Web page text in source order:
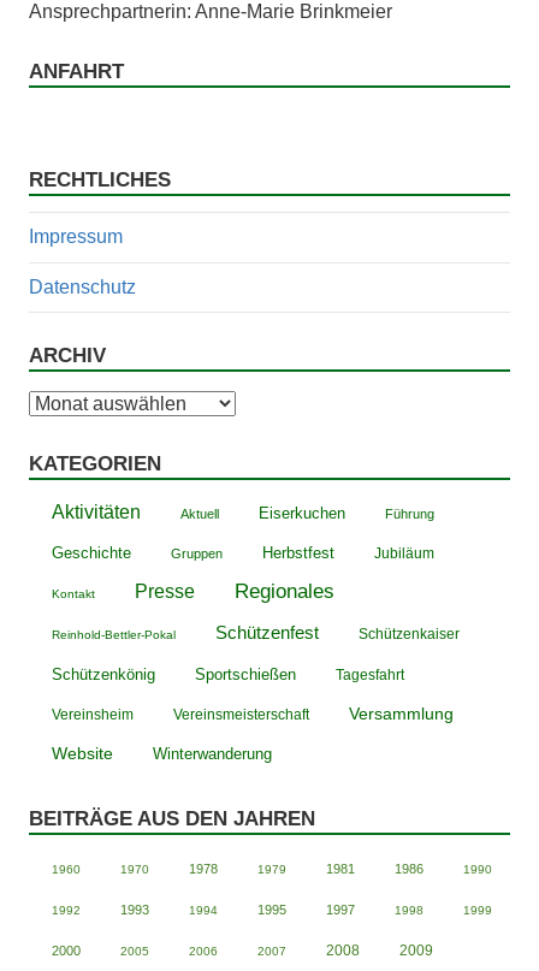
Ansprech­part­ner­in: Anne-Marie Brinkmeier
ANFAHRT
RECHTLICHES
Impressum
Datenschutz
ARCHIV
Archiv
KATEGORIEN
Aktivitäten Aktuell Eiserkuchen Führung
Geschichte Gruppen Herbstfest Jubiläum
Kontakt Presse Regionales
Reinhold-Bettler-Pokal Schützenfest Schützenkaiser
Schützenkönig Sportschießen Tagesfahrt
Vereinsheim Vereinsmeisterschaft Versammlung
Website Winterwanderung
BEITRÄGE AUS DEN JAHREN
1960 1970 1978 1979 1981 1986 1990
1992 1993 1994 1995 1997 1998 1999
2000 2005 2006 2007 2008 2009